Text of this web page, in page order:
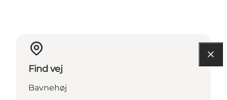
Find vej
Bavnehøj